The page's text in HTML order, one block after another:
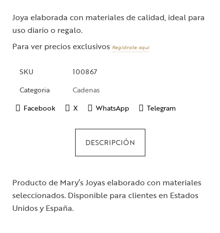
Joya elaborada con materiales de calidad, ideal para
uso diario o regalo.
Para ver precios exclusivos Regístrate aquí
SKU
100867
Categoria
Cadenas
Facebook
X WhatsApp Telegram
DESCRIPCIÓN
Producto de Mary’s Joyas elaborado con materiales
seleccionados. Disponible para clientes en Estados
Unidos y España.